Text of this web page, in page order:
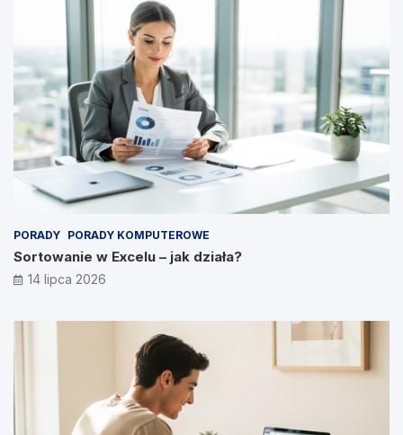
PORADY PORADY KOMPUTEROWE
Sortowanie w Excelu – jak działa?
14 lipca 2026